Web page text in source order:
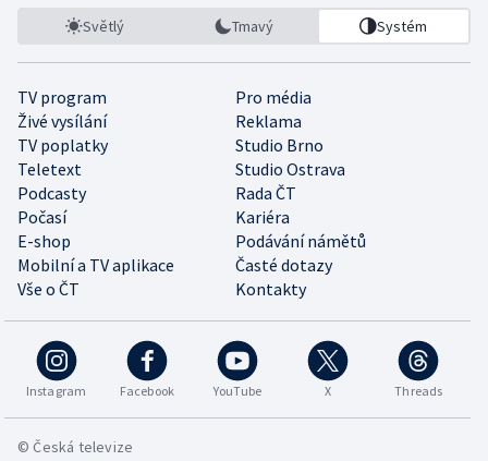
Světlý Tmavý Systém
TV program
Pro média
Živé vysílání
Reklama
TV poplatky
Studio Brno
Teletext
Studio Ostrava
Podcasty
Rada ČT
Počasí
Kariéra
E-shop
Podávání námětů
Mobilní a TV aplikace
Časté dotazy
Vše o ČT
Kontakty
Instagram Facebook YouTube X Threads
© Česká televize